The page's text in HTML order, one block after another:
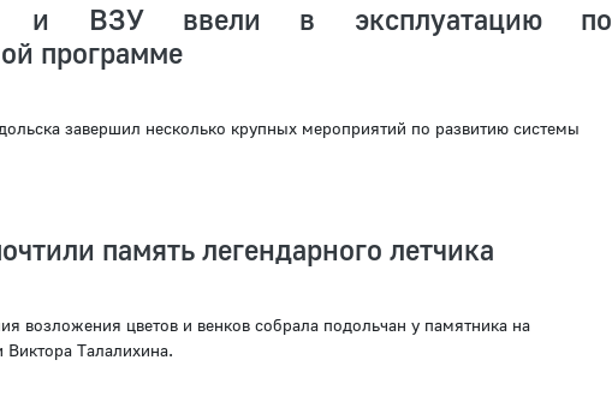
и ВЗУ ввели в эксплуатацию по
программе
завершил несколько крупных мероприятий по развитию системы
память легендарного летчика
возложения цветов и венков собрала подольчан у памятника на
Виктора Талалихина.